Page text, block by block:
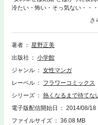
冷たい・怖い・そっ気ない・・
ことだけは確か。なんとしても
の手でアプローチを決行！！だ
言われて・・・！？
著者
星野正美
出版社
小学館
ジャンル
女性マンガ
レーベル
フラワーコミックス
シリーズ
熱くなるまで待てな
電子版配信開始日
2014/08/18
ファイルサイズ
36.08 MB